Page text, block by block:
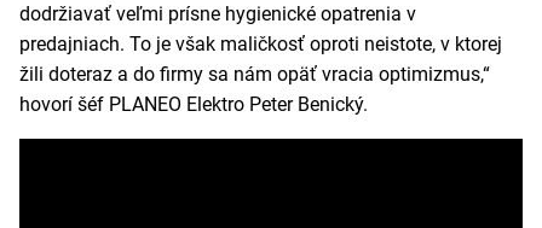
dodržiavať veľmi prísne hygienické opatrenia v
predajniach. To je však maličkosť oproti neistote, v ktorej
žili doteraz a do firmy sa nám opäť vracia optimizmus,“
hovorí šéf PLANEO Elektro Peter Benický.